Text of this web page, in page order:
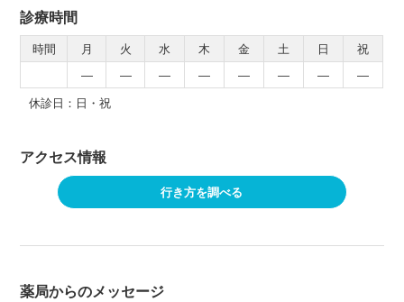
診療時間
時間 月 火 水 木 金 土 日
祝
―
― ― ― ― ― ―
―
休診日：日・祝
アクセス情報
行き方を調べる
薬局からのメッセージ